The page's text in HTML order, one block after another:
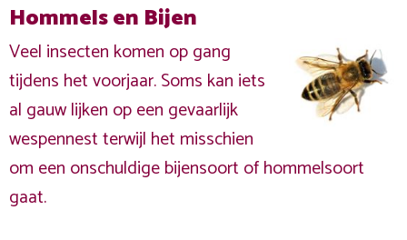
Hommels en Bijen
Veel insecten komen op gang
tijdens het voorjaar. Soms kan iets
al gauw lijken op een gevaarlijk
wespennest terwijl het misschien
om een onschuldige bijensoort of hommelsoort
gaat.